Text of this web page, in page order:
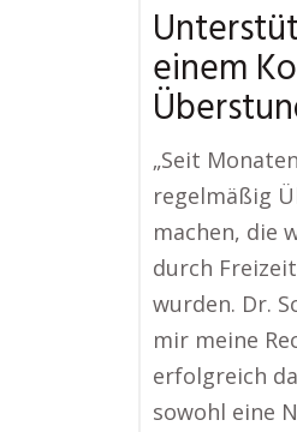
einem
„Seit
regelmäßig
machen, die
durch
wurden. Dr.
mir meine
erfolgreich
sowohl eine